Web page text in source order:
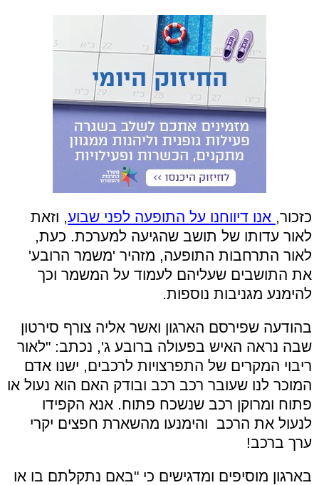
כזכור, אנו דיווחנו על התופעה לפני שבוע, וזאת
לאור עדותו של תושב שהגיעה למערכת. כעת,
לאור התרחבות התופעה, מזהיר 'משמר הרובע'
את התושבים שעליהם לעמוד על המשמר וכך
להימנע מגניבות נוספות.
בהודעה שפירסם הארגון ואשר אליה צורף סירטון
שבה נראה האיש בפעולה ברובע ג', נכתב: "לאור
ריבוי המקרים של התפרצויות לרכבים, ישנו אדם
המוכר לנו שעובר רכב רכב ובודק האם הוא נעול או
פתוח ומרוקן רכב שנשכח פתוח. אנא הקפידו
לנעול את הרכב והימנעו מהשארת חפצים יקרי
ערך ברכב!
בארגון מוסיפים ומדגישים כי "באם נתקלתם בו או